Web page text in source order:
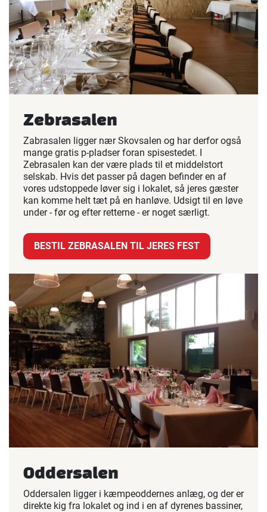
Zebrasalen
Zabrasalen ligger nær Skovsalen og har derfor også
mange gratis p-pladser foran spisestedet. I
Zebrasalen kan der være plads til et middelstort
selskab. Hvis det passer på dagen befinder en af
vores udstoppede løver sig i lokalet, så jeres gæster
kan komme helt tæt på en hanløve. Udsigt til en løve
under - før og efter retterne - er noget særligt.
BESTIL ZEBRASALEN TIL JERES FEST
Oddersalen
Oddersalen ligger i kæmpeoddernes anlæg, og der er
direkte kig fra lokalet og ind i en af dyrenes bassiner,